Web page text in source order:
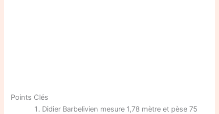
Points Clés
Didier Barbelivien mesure 1,78 mètre et pèse 75